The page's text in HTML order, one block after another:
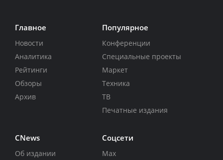
Главное
Новости
Аналитика
Рейтинги
Обзоры
Архив
Популярное
Конференции
Специальные проекты
Маркет
Техника
ТВ
Печатные издания
CNews
Об издании
Соцсети
Max